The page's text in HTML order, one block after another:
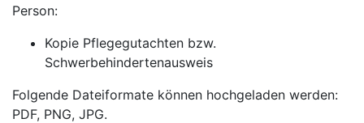
Person:
Kopie Pflegegutachten bzw.
Schwerbehindertenausweis
Folgende Dateiformate können hochgeladen werden:
PDF, PNG, JPG.